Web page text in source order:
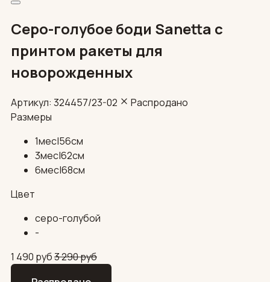
Серо-голубое боди Sanetta с
принтом ракеты для
новорожденных
Артикул: 324457/23-02
Распродано
Размеры
1мес|56см
3мес|62см
6мес|68см
Цвет
серо-голубой
-
1 490 руб3 290руб